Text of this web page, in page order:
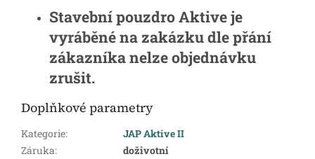
Stavební pouzdro Aktive je
vyráběné na zakázku dle přání
zákazníka nelze objednávku
zrušit.
Doplňkové parametry
Kategorie:
JAP Aktive II
Záruka:
doživotní